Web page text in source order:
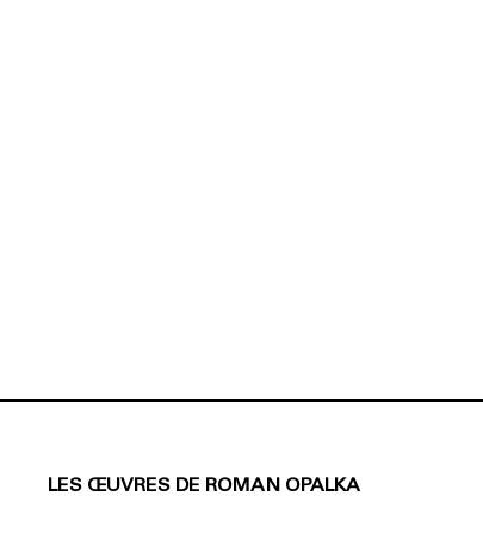
LES ŒUVRES DE ROMAN OPALKA